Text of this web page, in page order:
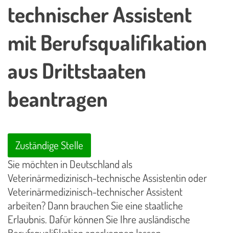
technischer Assistent
mit Berufsqualifikation
aus Drittstaaten
beantragen
Zuständige Stelle
Sie möchten in Deutschland als
Veterinärmedizinisch-technische Assistentin oder
Veterinärmedizinisch-technischer Assistent
arbeiten? Dann brauchen Sie eine staatliche
Erlaubnis. Dafür können Sie Ihre ausländische